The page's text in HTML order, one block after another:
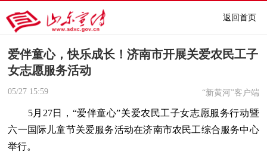
返回首页
爱伴童心，快乐成长！济南市开展关爱农民工子
女志愿服务活动
05/27 15:59 “新黄河”客户端
5月27日，“爱伴童心”关爱农民工子女志愿服务行动暨
六一国际儿童节关爱服务活动在济南市农民工综合服务中心
举行。